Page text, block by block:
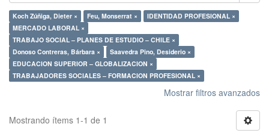
Koch Zúñiga, Dieter × Feu, Monserrat ×
IDENTIDAD PROFESIONAL ×
MERCADO LABORAL ×
TRABAJO SOCIAL – PLANES DE ESTUDIO – CHILE ×
Donoso Contreras, Bárbara ×
Saavedra Pino, Desiderio ×
EDUCACION SUPERIOR – GLOBALIZACION ×
TRABAJADORES SOCIALES – FORMACION PROFESIONAL ×
Mostrar filtros avanzados
Mostrando ítems 1-1 de 1